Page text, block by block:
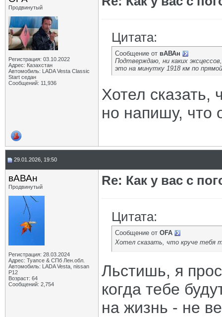
Продвинутый
Регистрация: 03.10.2022
Адрес: Казахстан
Автомобиль: LADA Vesta Classic
Start седан
Сообщений: 11,936
Цитата:
Сообщение от вАВАн
Подтверждаю, ни каких
это на минутку 1918 км по
Хотел сказать,
но напишу, что
29.01.2026, 19:50
вАВАн
Продвинутый
Регистрация: 28.03.2024
Адрес: Туапсе & СПб Лен.обл.
Автомобиль: LADA Vesta, nissan
P12
Возраст: 64
Сообщений: 2,754
Re: Как у вас с
Цитата:
Сообщение от OFA
Хотел сказать, что круче тебя
Льстишь, я
когда тебе
на жизнь - не